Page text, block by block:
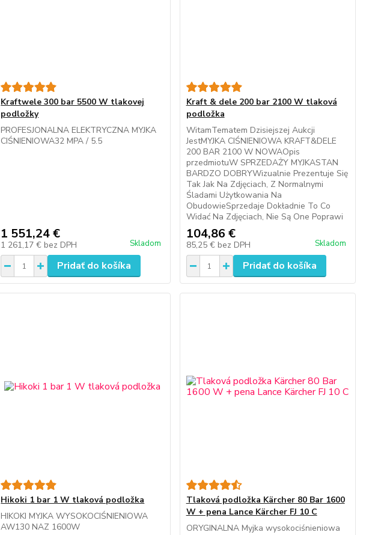
Kraftwele 300 bar 5500 W tlakovej
podložky
PROFESJONALNA ELEKTRYCZNA MYJKA
CIŚNIENIOWA32 MPA / 5.5
1 551,24 €
1 261,17 € bez DPH Skladom
Pridať do košíka
Kraft & dele 200 bar 2100 W tlaková
podložka
WitamTematem Dzisiejszej Aukcji
JestMYJKA CIŚNIENIOWA KRAFT&DELE
200 BAR 2100 W NOWAOpis
przedmiotuW SPRZEDAŻY MYJKASTAN
BARDZO DOBRYWizualnie Prezentuje Się
Tak Jak Na Zdjęciach, Z Normalnymi
Śladami Użytkowania Na
ObudowieSprzedaje Dokładnie To Co
Widać Na Zdjęciach, Nie Są One Poprawi
104,86 €
85,25 € bez DPH Skladom
Pridať do košíka
Hikoki 1 bar 1 W tlaková podložka
HIKOKI MYJKA WYSOKOCIŚNIENIOWA
AW130 NAZ 1600W
Tlaková podložka Kärcher 80 Bar 1600
W + pena Lance Kärcher FJ 10 C
ORYGINALNA Myjka wysokociśnieniowa